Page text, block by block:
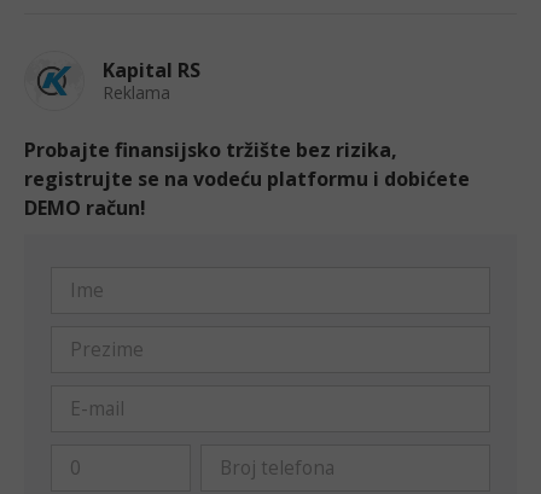
Kapital RS
Reklama
Probajte finansijsko tržište bez rizika,
registrujte se na vodeću platformu i dobićete
DEMO račun!